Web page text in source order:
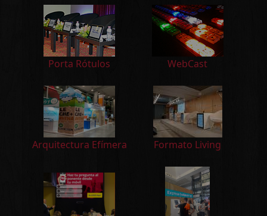
Porta Rótulos WebCast
Arquitectura Efímera Formato Living